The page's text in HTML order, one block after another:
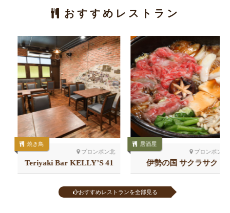
おすすめレストラン
プロンポン北
焼き鳥
Teriyaki Bar KELLY’S 41
店
プロンポン北
居酒屋
伊勢の国 サクラサク
おすすめレストランを全部見る